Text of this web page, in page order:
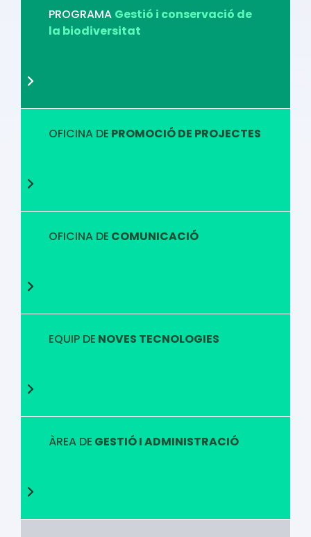
PROGRAMA Gestió i conservació de
la biodiversitat
OFICINA DE PROMOCIÓ DE PROJECTES
OFICINA DE COMUNICACIÓ
EQUIP DE NOVES TECNOLOGIES
ÀREA DE GESTIÓ I ADMINISTRACIÓ